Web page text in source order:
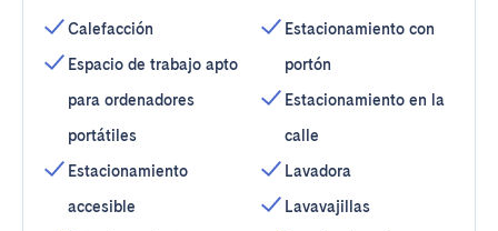
Calefacción
Espacio de trabajo apto
para ordenadores
portátiles
Estacionamiento
accesible
Estacionamiento con
portón
Estacionamiento en la
calle
Lavadora
Lavavajillas